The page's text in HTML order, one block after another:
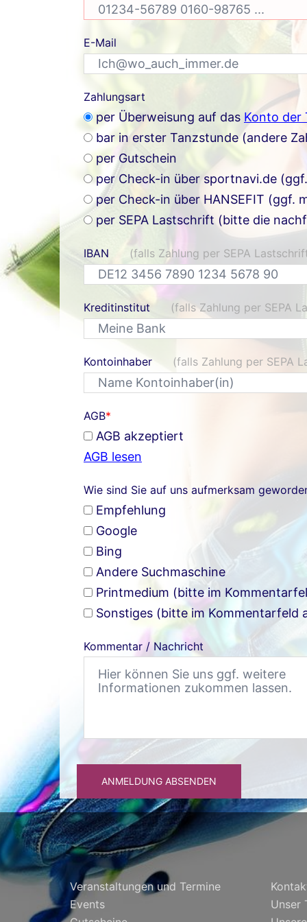
E-Mail
Zahlungsart
per Überweisung auf das Konto der
bar in erster Tanzstunde (andere
per Gutschein
per Check-in über sportnavi.de
per Check-in über HANSEFIT (ggf.
per SEPA Lastschrift (bitte die
IBAN (falls Zahlung per SEPA
Kreditinstitut (falls Zahlung per SEPA
Kontoinhaber (falls Zahlung per SEPA
AGB*
AGB akzeptiert
AGB lesen
Wie sind Sie auf uns aufmerksam
Empfehlung
Google
Bing
Andere Suchmaschine
Printmedium (bitte im
Sonstiges (bitte im Kommentarfeld
Kommentar / Nachricht
ANMELDUNG ABSENDEN
Veranstaltungen und Termine
Events
Unser